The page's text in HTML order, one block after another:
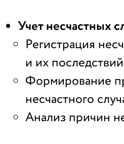
Учет несчастных
Регистрация
и их последствий
Формирование
несчастного
Анализ причин